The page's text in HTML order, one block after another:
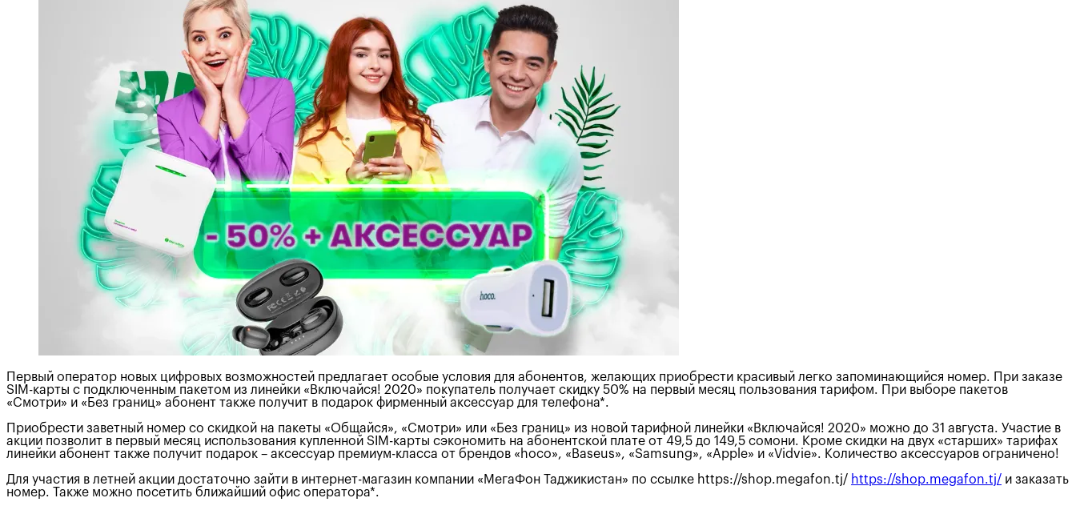
Первый оператор новых цифровых возможностей предлагает особые условия для абонентов, желающих приобрести красивый легко запоминающийся номер. При заказе
SIM-карты с подключенным пакетом из линейки «Включайся! 2020» покупатель получает скидку 50% на первый месяц пользования тарифом. При выборе пакетов
«Смотри» и «Без границ» абонент также получит в подарок фирменный аксессуар для телефона*.
Приобрести заветный номер со скидкой на пакеты «Общайся», «Смотри» или «Без границ» из новой тарифной линейки «Включайся! 2020» можно до 31 августа. Участие в
акции позволит в первый месяц использования купленной SIM-карты сэкономить на абонентской плате от 49,5 до 149,5 сомони. Кроме скидки на двух «старших» тарифах
линейки абонент также получит подарок – аксессуар премиум-класса от брендов «hoco», «Baseus», «Samsung», «Apple» и «Vidvie». Количество аксессуаров ограничено!
Для участия в летней акции достаточно зайти в интернет-магазин компании «МегаФон Таджикистан» по ссылке https://shop.megafon.tj/ https://shop.megafon.tj/ и заказать
номер. Также можно посетить ближайший офис оператора*.